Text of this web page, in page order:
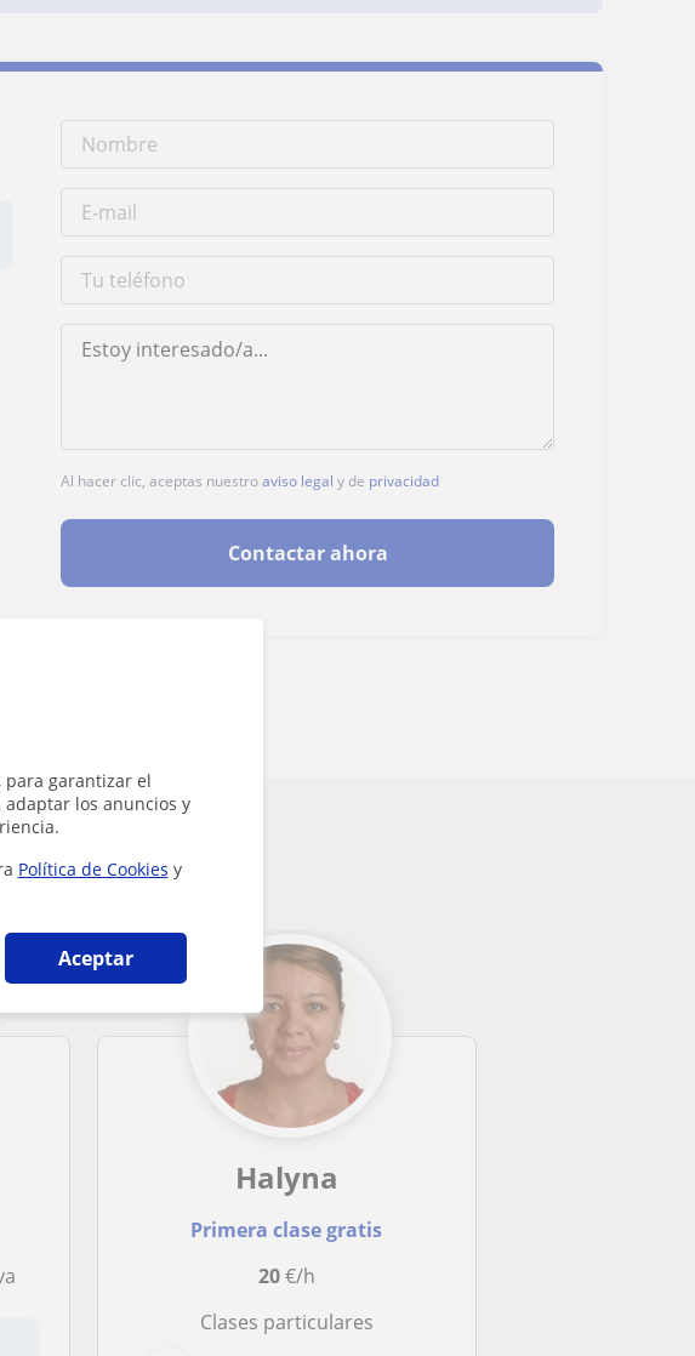
para garantizar el
los anuncios y
Política de Cookies y
Aceptar
Al hacer clic, aceptas nuestroaviso legal y de privacidad
Contactar ahora
Halyna
Primera clase gratis
20€/h
clases particulares